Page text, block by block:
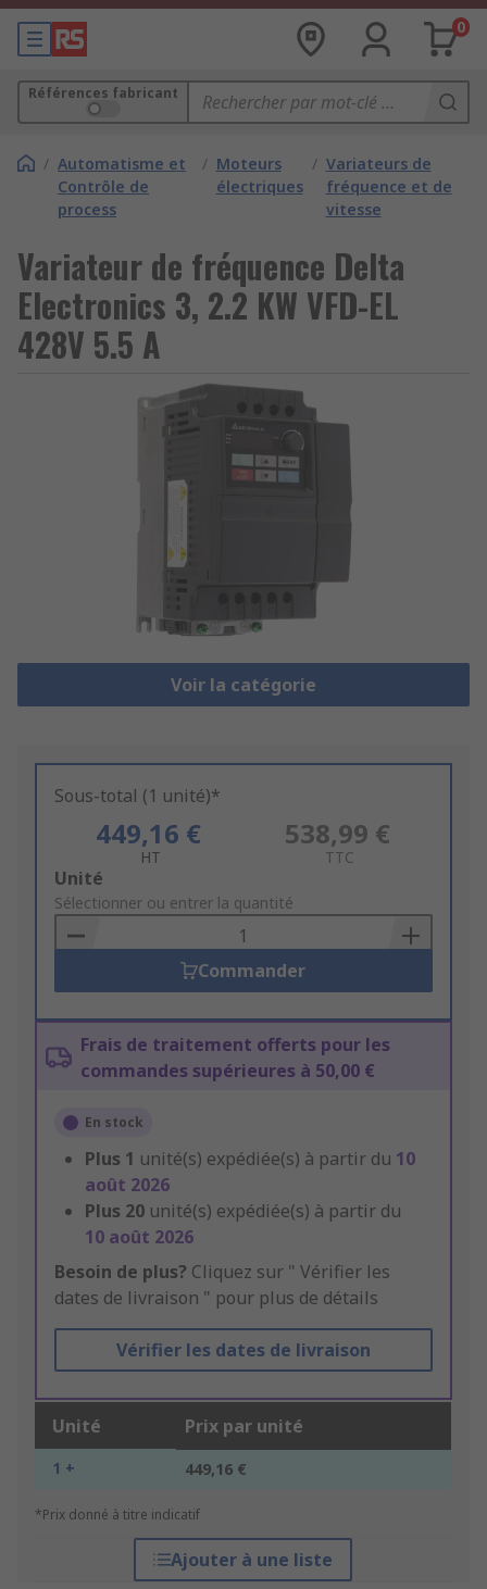
0
Références fabricant
/ Automatisme et
Contrôle de
process
/ Moteurs
électriques
/ Variateurs de
fréquence et de
vitesse
Variateur de fréquence Delta
Electronics 3, 2.2 KW VFD-EL
428V 5.5 A
Voir la catégorie
Sous-total (1 unité)*
449,16 €
HT
538,99 €
TTC
Add
to
Basket
Unité
Sélectionner ou entrer la quantité
Commander
Frais de traitement offerts pour les
commandes supérieures à 50,00 €
En stock
Plus 1 unité(s) expédiée(s) à partir du 10
août 2026
Plus 20 unité(s) expédiée(s) à partir du
10 août 2026
Besoin de plus? Cliquez sur " Vérifier les
dates de livraison " pour plus de détails
Vérifier les dates de livraison
Unité Prix par unité
1 + 449,16 €
*Prix donné à titre indicatif
Ajouter à une liste